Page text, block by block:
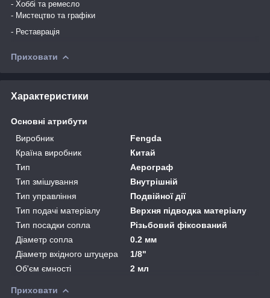
- Хоббі та ремесло
- Мистецтво та графіки
- Реставрація
Приховати
Характеристики
Основні атрибути
Виробник
Fengda
Країна виробник
Китай
Тип
Аерограф
Тип змішування
Внутрішній
Тип управління
Подвійної дії
Тип подачі матеріалу
Верхня підводка матеріалу
Тип посадки сопла
Різьбовий фіксований
Діаметр сопла
0.2 мм
Діаметр вхідного штуцера
1/8"
Об'єм ємності
2 мл
Приховати